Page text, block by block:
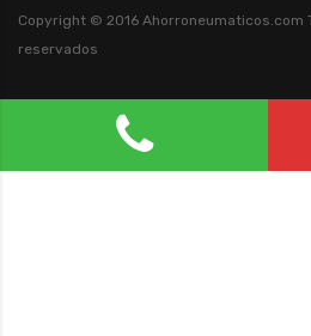
Copyright © 2016 Ahorroneumaticos.com
reservados